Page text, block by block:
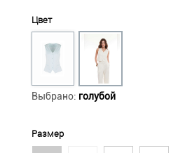
Цвет
Выбрано: голубой
Размер